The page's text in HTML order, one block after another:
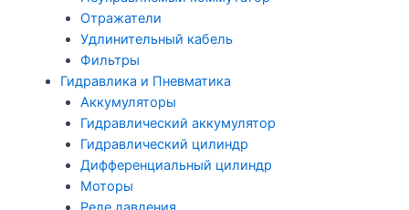
Отражатели
Удлинительный кабель
Фильтры
Гидравлика и Пневматика
Аккумуляторы
Гидравлический аккумулятор
Гидравлический цилиндр
Дифференциальный цилиндр
Моторы